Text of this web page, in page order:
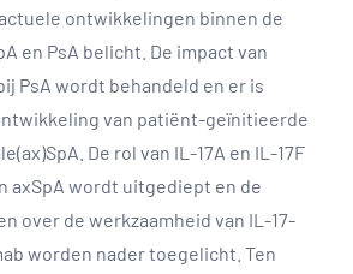
ontwikkelingen binnen de
en PsA belicht. De impact van
PsA wordt behandeld en er is
van patiënt-geïnitieerde
De rol van IL-17A en IL-17F
axSpA wordt uitgediept en de
over de werkzaamheid van IL-17-
worden nader toegelicht. Ten